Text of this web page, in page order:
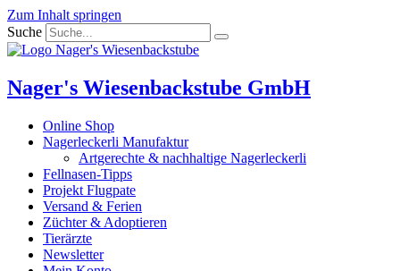
Zum Inhalt springen
Suche
Nager's Wiesenbackstube GmbH
Online Shop
Nagerleckerli Manufaktur
Artgerechte & nachhaltige Nagerleckerli
Fellnasen-Tipps
Projekt Flugpate
Versand & Ferien
Züchter & Adoptieren
Tierärzte
Newsletter